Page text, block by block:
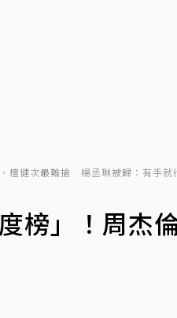
檀健次最難搶 楊丞琳被歸：有手就
榜」！周